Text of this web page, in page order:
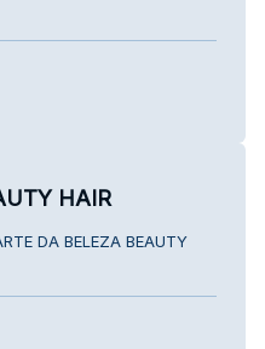
HAIR
DA BELEZA BEAUTY